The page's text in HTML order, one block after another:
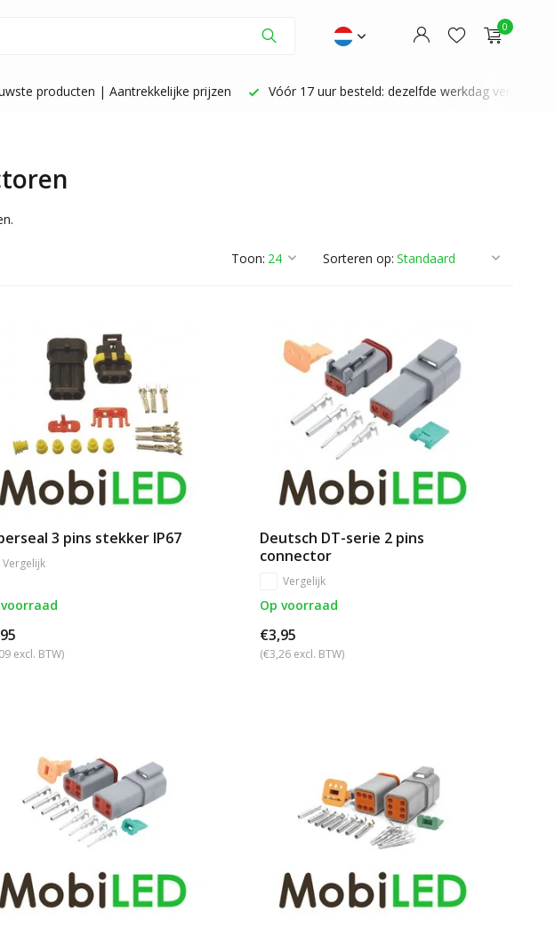
0
prijzen Vóór 17 uur besteld: dezelfde werkdag verzonden Persoonlijke
Toon: Sorteren op:
3 pins stekker IP67
Vergelijk
excl. BTW)
Deutsch DT-serie 2 pins
connector
Vergelijk
Op voorraad
€3,95
(€3,26 excl. BTW)